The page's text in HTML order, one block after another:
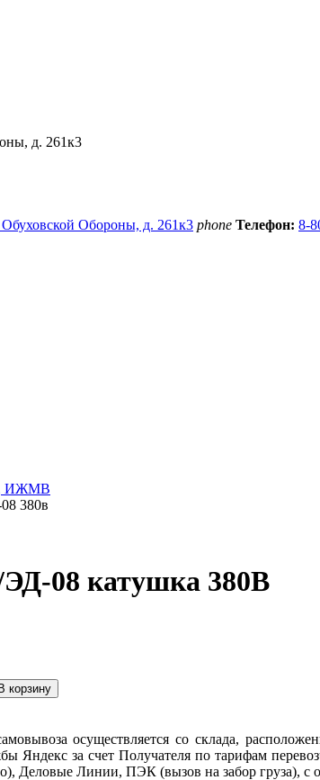
д. 261к3
Обуховской Обороны, д. 261к3 phone Телефон: 8-
ИЖМВ
380в
08 катушка 380В
В корзину
осуществляется со склада,
Яндекс за счет Получателя по тарифам
Деловые Линии, ПЭК (вызов на забор груза),